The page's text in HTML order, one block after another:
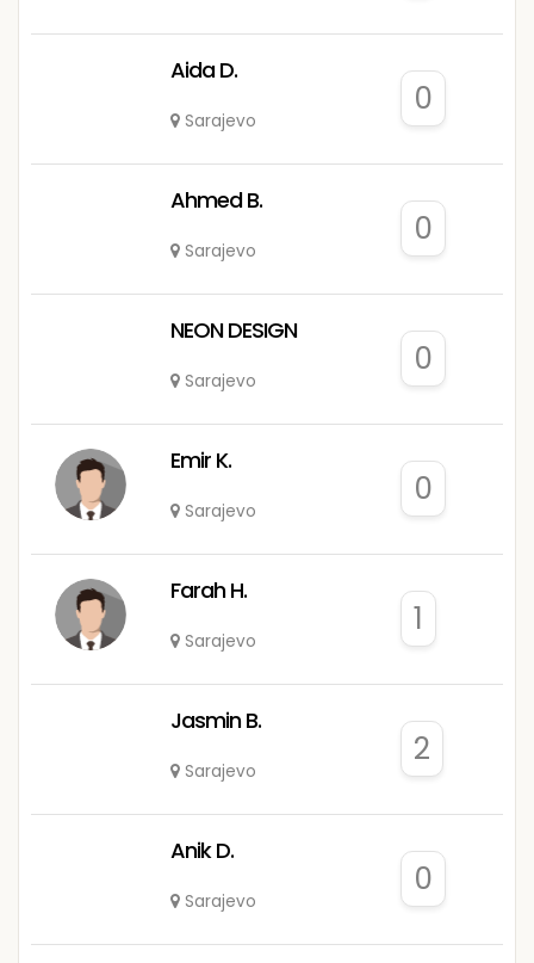
Aida D.
Sarajevo
0
Ahmed B.
Sarajevo
0
NEON DESIGN
Sarajevo
0
Emir K.
Sarajevo
0
Farah H.
Sarajevo
1
Jasmin B.
Sarajevo
2
Anik D.
Sarajevo
0